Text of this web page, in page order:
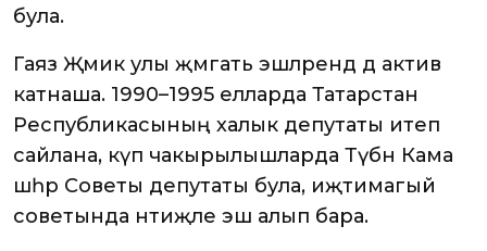
була.
Гаяз Җәмик улы җәмәгать эшләрендә дә актив
катнаша. 1990–1995 елларда Татарстан
Республикасының халык депутаты итеп
сайлана, күп чакырылышларда Түбән Кама
шәһәр Советы депутаты була, иҗтимагый
советында нәтиҗәле эш алып бара.